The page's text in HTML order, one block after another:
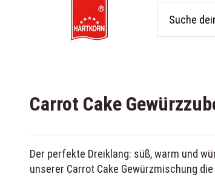
Carrot Cake
Der perfekte Dreiklang: süß, warm und
unserer Carrot Cake Gewürzmischung